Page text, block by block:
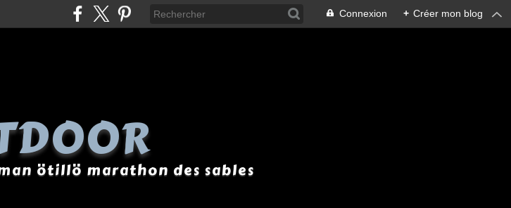
Connexion + Créer mon blog
ötillö marathon des sables